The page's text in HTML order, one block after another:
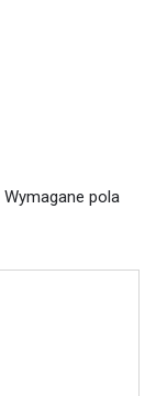
Wymagane pola